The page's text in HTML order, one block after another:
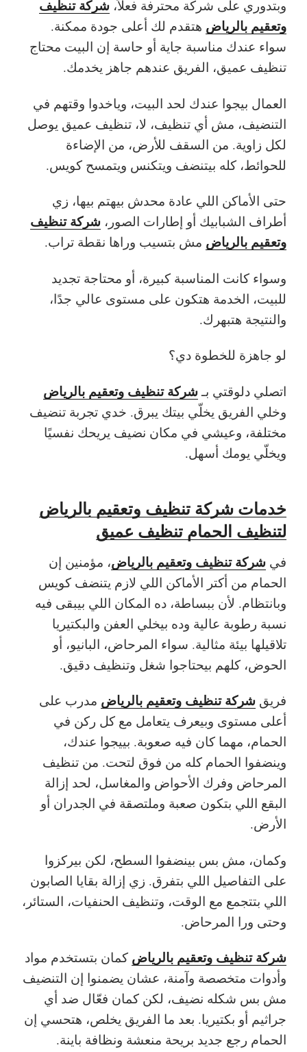
وبتدوري على شركة محترفة فعلاً، شركة تنظيف
وتعقيم بالرياض هتقدم لك أعلى جودة ممكنة.
سواء عندك مناسبة جاية أو حاسة إن البيت محتاج
تنظيف عميق، الفريق عندهم جاهز يخدمك.
العمال بيجوا عندك لحد البيت، وياخدوا وقتهم في
التنضيف، مش أي تنظيف، لا، تنظيف عميق يوصل
لكل زاوية. من السقف للأرض، من الإضاءة
للحوائط، كله بيتنضف ويتكنس ويتمسح كويس.
حتى الأماكن اللي عادة محدش بيهتم بيها، زي
أطراف الشبابيك أو إطارات الصور، شركة تنظيف
وتعقيم بالرياض مش بتسيب وراها نقطة تراب.
وسواء كانت المناسبة كبيرة، أو محتاجة تجديد
للبيت، الخدمة هتكون على مستوى عالي جدًا،
والنتيجة هتبهرك.
لو جاهزة للخطوة دي؟
اتصلي دلوقتي بـ شركة تنظيف وتعقيم بالرياض
وخلي الفريق يخلّي بيتك يبرق. خدي تجربة تنضيف
مختلفة، وعيشي في مكان نضيف يريحك نفسيًا
ويخلّي يومك أسهل.
خدمات شركة تنظيف وتعقيم بالرياض
لتنظيف الحمام تنظيف عميق
في شركة تنظيف وتعقيم بالرياض، مؤمنين إن
الحمام من أكتر الأماكن اللي لازم يتنضف كويس
وبانتظام. لأن ببساطة، ده المكان اللي بيبقى فيه
نسبة رطوبة عالية وده بيخلي العفن والبكتيريا
تلاقيلها بيئة مثالية. سواء المرحاض، البانيو، أو
الحوض، كلهم بيحتاجوا شغل وتنظيف دقيق.
فريق شركة تنظيف وتعقيم بالرياض مدرب على
أعلى مستوى وبيعرف يتعامل مع كل ركن في
الحمام، مهما كان فيه صعوبة. بييجوا عندك،
وينضفوا الحمام كله من فوق لتحت. من تنظيف
المرحاض وفرك الأحواض والمغاسل، لحد إزالة
البقع اللي بتكون صعبة وملتصقة في الجدران أو
الأرض.
وكمان، مش بس بينضفوا السطح، لكن بيركزوا
على التفاصيل اللي بتفرق. زي إزالة بقايا الصابون
اللي بتتجمع مع الوقت، وتنظيف الحنفيات، الستائر،
وحتى ورا المرحاض.
شركة تنظيف وتعقيم بالرياض كمان بتستخدم مواد
وأدوات متخصصة وآمنة، عشان يضمنوا إن التنضيف
مش بس شكله نضيف، لكن كمان فعّال ضد أي
جراثيم أو بكتيريا. بعد ما الفريق يخلص، هتحسي إن
الحمام رجع جديد بريحة منعشة ونظافة باينة.